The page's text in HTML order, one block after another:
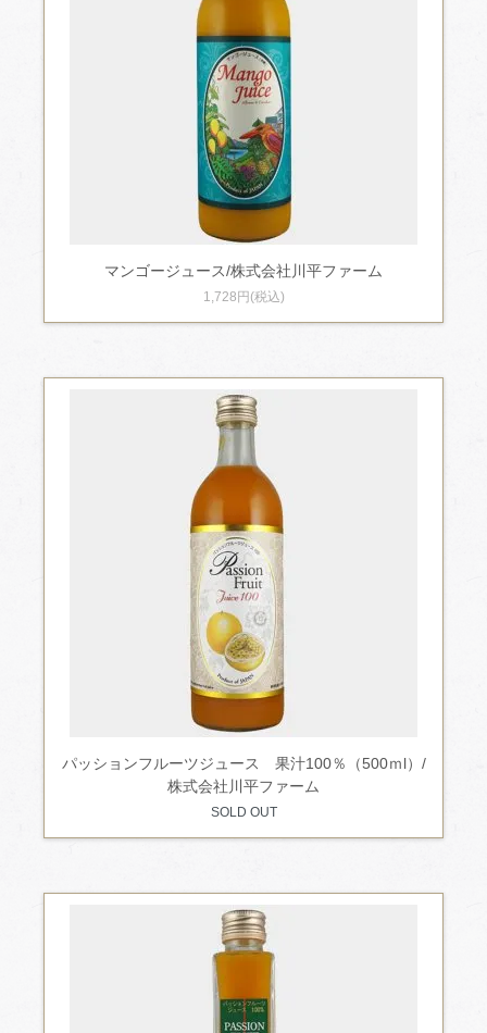
マンゴージュース/株式会社川平ファーム
1,728円(税込)
パッションフルーツジュース 果汁100％（500ｍl）/
株式会社川平ファーム
SOLD OUT